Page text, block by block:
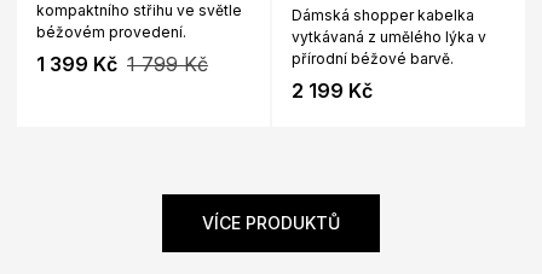
kompaktního střihu ve světle
béžovém provedení.
1 399 Kč 1 799 Kč
Dámská shopper kabelka
vytkávaná z umělého lýka v
přírodní béžové barvě.
2 199 Kč
VÍCE PRODUKTŮ